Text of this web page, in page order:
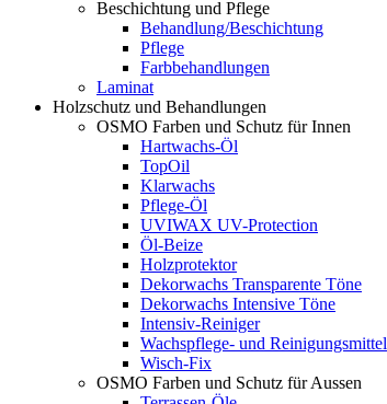
Beschichtung und Pflege
Behandlung/Beschichtung
Pflege
Farbbehandlungen
Laminat
Holzschutz und Behandlungen
OSMO Farben und Schutz für Innen
Hartwachs-Öl
TopOil
Klarwachs
Pflege-Öl
UVIWAX UV-Protection
Öl-Beize
Holzprotektor
Dekorwachs Transparente Töne
Dekorwachs Intensive Töne
Intensiv-Reiniger
Wachspflege- und Reinigungsmittel
Wisch-Fix
OSMO Farben und Schutz für Aussen